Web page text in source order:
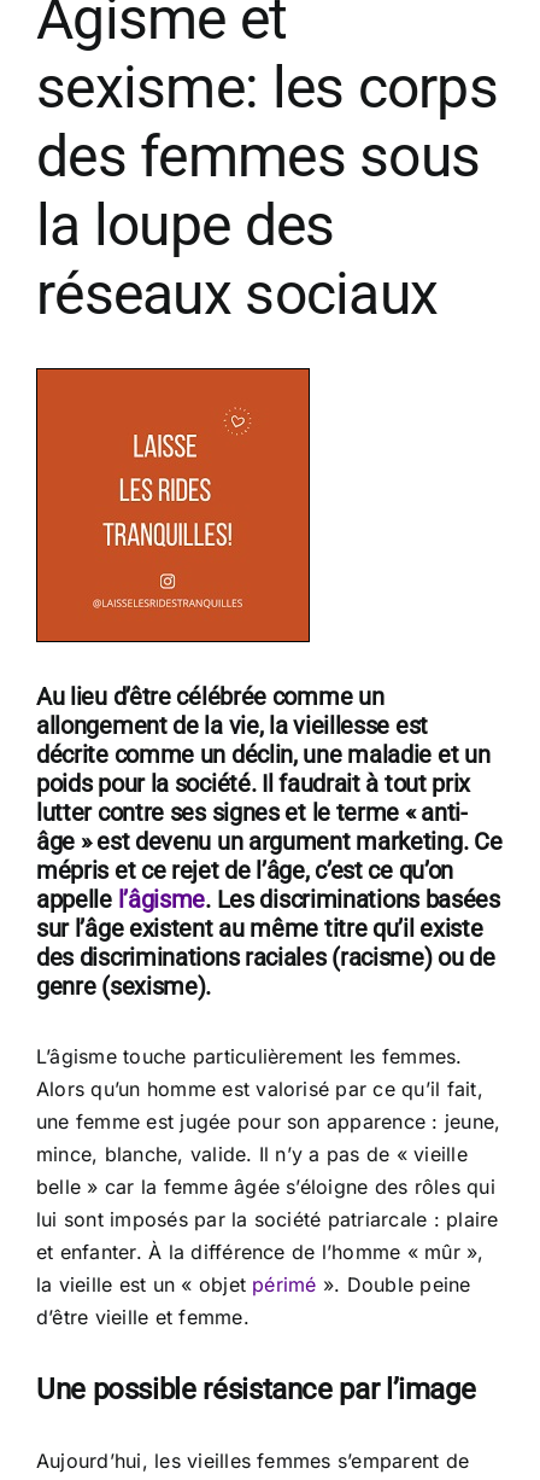
Âgisme et
sexisme: les corps
des femmes sous
la loupe des
réseaux sociaux
Au lieu d’être célébrée comme un
allongement de la vie, la vieillesse est
décrite comme un déclin, une maladie et un
poids pour la société. Il faudrait à tout prix
lutter contre ses signes et le terme « anti-
âge » est devenu un argument marketing. Ce
mépris et ce rejet de l’âge, c’est ce qu’on
appelle l’âgisme. Les discriminations basées
sur l’âge existent au même titre qu’il existe
des discriminations raciales (racisme) ou de
genre (sexisme).
L’âgisme touche particulièrement les femmes.
Alors qu’un homme est valorisé par ce qu’il fait,
une femme est jugée pour son apparence : jeune,
mince, blanche, valide. Il n’y a pas de « vieille
belle » car la femme âgée s’éloigne des rôles qui
lui sont imposés par la société patriarcale : plaire
et enfanter. À la différence de l’homme « mûr »,
la vieille est un « objet périmé ». Double peine
d’être vieille et femme.
Une possible résistance par l’image
Aujourd’hui, les vieilles femmes s’emparent de